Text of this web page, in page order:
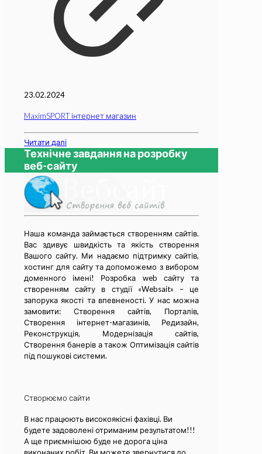
23.02.2024
MaximSPORT інтернет магазин
Читати далі
Технічне завдання на розробку
веб-сайту
Наша команда займається cтворенням сайтів.
Вас здивує швидкість та якість створення
Вашого сайту. Ми надаємо підтримку сайтів,
хостинг для сайту та допоможемо з вибором
доменного імені! Розробка web сайту та
cтворенням сайту в студії «Websait» – це
запорука якості та впевненості. У нас можна
замовити: Створення сайтів, Порталів,
Створення інтернет-магазинів, Редизайн,
Реконструкція, Модернізація сайтів,
Створення банерів а також Оптимізація сайтів
під пошукові системи.
Створюємо сайти
В нас працюють високоякісні фахівці. Ви
будете задоволені отриманим результатом!!!
А ще приємнішою буде не дорога ціна